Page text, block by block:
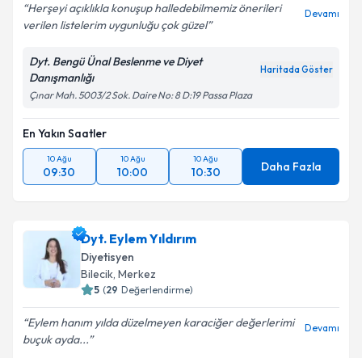
Herşeyi açıklıkla konuşup halledebilmemiz önerileri
verilen listelerim uygunluğu çok güzel
Devamı
Dyt. Bengü Ünal Beslenme ve Diyet
Danışmanlığı
Haritada Göster
Çınar Mah. 5003/2 Sok. Daire No: 8 D:19 Passa Plaza
En Yakın Saatler
10 Ağu
09:30
10 Ağu
10:00
10 Ağu
10:30 Daha Fazla
Dyt. Eylem Yıldırım
Diyetisyen
Bilecik, Merkez
5 (29 Değerlendirme)
Eylem hanım yılda düzelmeyen karaciğer değerlerimi
buçuk ayda...
Devamı